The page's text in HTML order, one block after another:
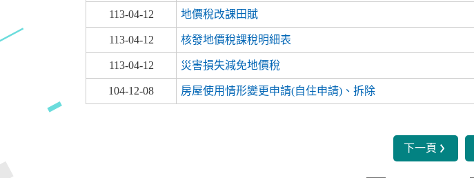
113-04-12 地價稅改課田賦
113-04-12 核發地價稅課稅明細表
113-04-12 災害損失減免地價稅
104-12-08 房屋使用情形變更申請(自住申請)、拆除
下一頁